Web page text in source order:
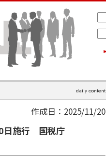
作成日：2025/11/20
日施行 国税庁